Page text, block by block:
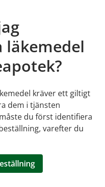
läkemedel
kräver ett giltigt
dem i tjänsten
du först identifiera
varefter du